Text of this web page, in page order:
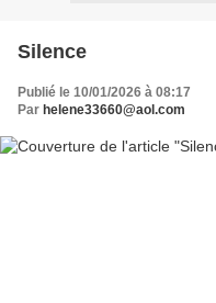
Silence
Publié le 10/01/2026 à 08:17
Par helene33660@aol.com